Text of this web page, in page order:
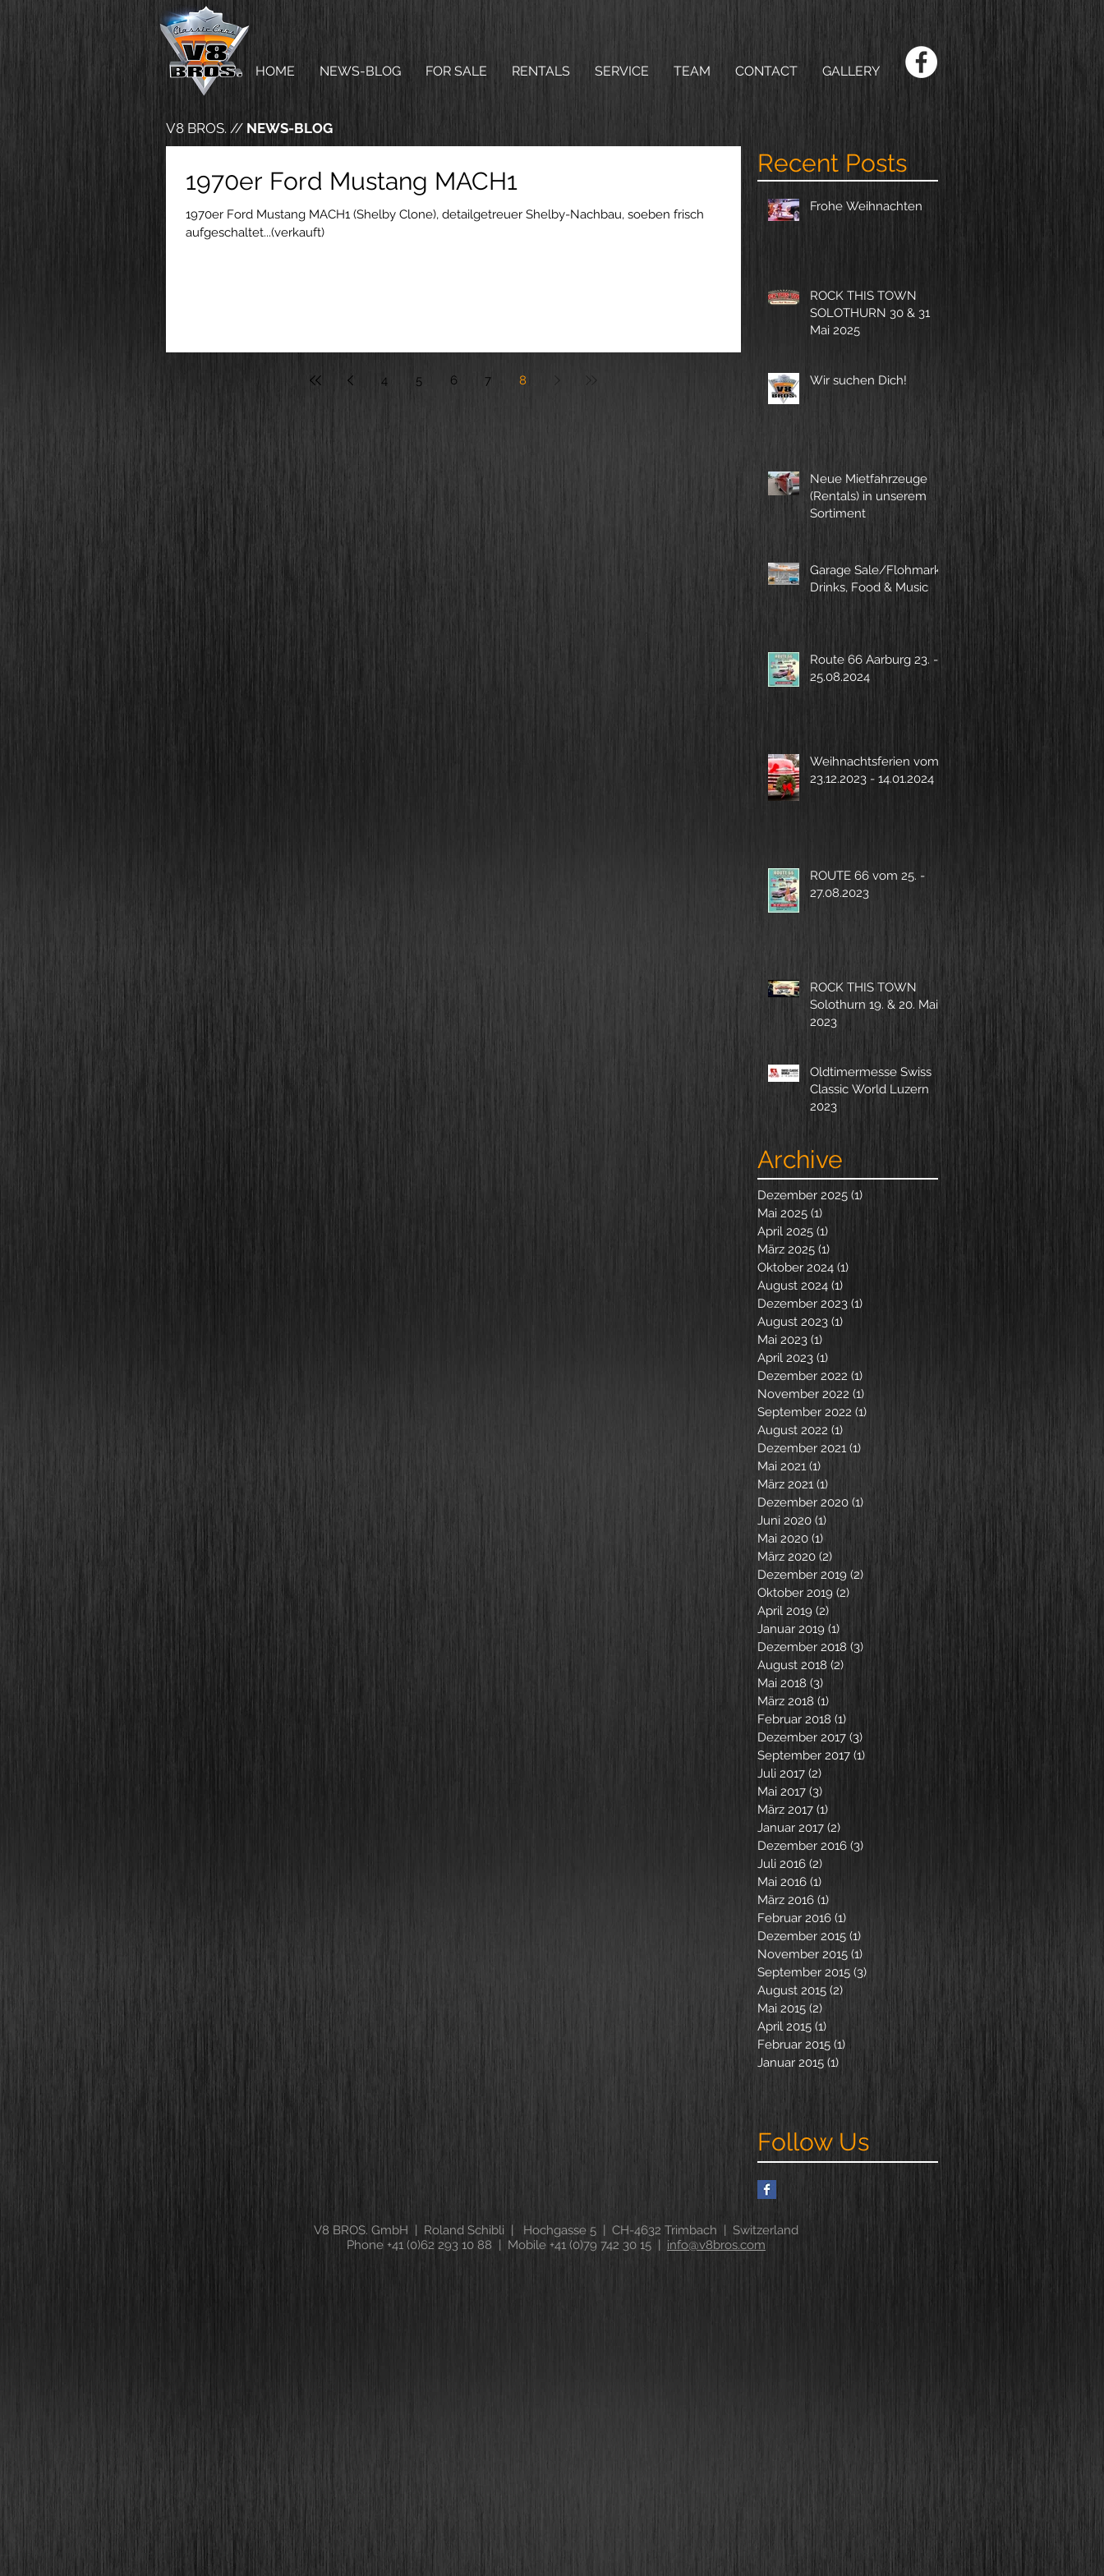
HOME NEWS-BLOG FOR SALE RENTALS SERVICE TEAM CONTACT GALLERY
V8 BROS. // NEWS-BLOG
1970er Ford Mustang MACH1
1970er Ford Mustang MACH1 (Shelby Clone), detailgetreuer Shelby-Nachbau, soeben frisch
aufgeschaltet...(verkauft)
4 5 6 7 8
Recent Posts
Frohe Weihnachten
ROCK THIS TOWN
SOLOTHURN 30 & 31
Mai 2025
Wir suchen Dich!
Neue Mietfahrzeuge
(Rentals) in unserem
Sortiment
Garage Sale/Flohmarkt,
Drinks, Food & Music
Route 66 Aarburg 23. -
25.08.2024
Weihnachtsferien vom
23.12.2023 - 14.01.2024
ROUTE 66 vom 25. -
27.08.2023
ROCK THIS TOWN
Solothurn 19. & 20. Mai
2023
Oldtimermesse Swiss
Classic World Luzern
2023
Archive
Dezember 2025 (1)
Mai 2025 (1)
April 2025 (1)
März 2025 (1)
Oktober 2024 (1)
August 2024 (1)
Dezember 2023 (1)
August 2023 (1)
Mai 2023 (1)
April 2023 (1)
Dezember 2022 (1)
November 2022 (1)
September 2022 (1)
August 2022 (1)
Dezember 2021 (1)
Mai 2021 (1)
März 2021 (1)
Dezember 2020 (1)
Juni 2020 (1)
Mai 2020 (1)
März 2020 (2)
Dezember 2019 (2)
Oktober 2019 (2)
April 2019 (2)
Januar 2019 (1)
Dezember 2018 (3)
August 2018 (2)
Mai 2018 (3)
März 2018 (1)
Februar 2018 (1)
Dezember 2017 (3)
September 2017 (1)
Juli 2017 (2)
Mai 2017 (3)
März 2017 (1)
Januar 2017 (2)
Dezember 2016 (3)
Juli 2016 (2)
Mai 2016 (1)
März 2016 (1)
Februar 2016 (1)
Dezember 2015 (1)
November 2015 (1)
September 2015 (3)
August 2015 (2)
Mai 2015 (2)
April 2015 (1)
Februar 2015 (1)
Januar 2015 (1)
Follow Us
V8 BROS. GmbH | Roland Schibli | Hochgasse 5 | CH-4632 Trimbach | Switzerland
Phone +41 (0)62 293 10 88 | Mobile +41 (0)79 742 30 15 | info@v8bros.com